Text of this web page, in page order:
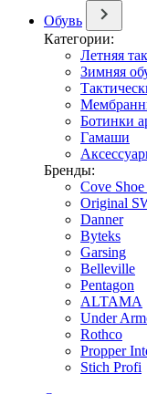
Обувь
Категории:
Летняя
Зимняя
Ботинки
Гамаши
Бренды:
Cove
Original
Danner
Byteks
Garsing
Belleville
Pentagon
ALTAMA
Under
Rothco
Propper
Stich Profi